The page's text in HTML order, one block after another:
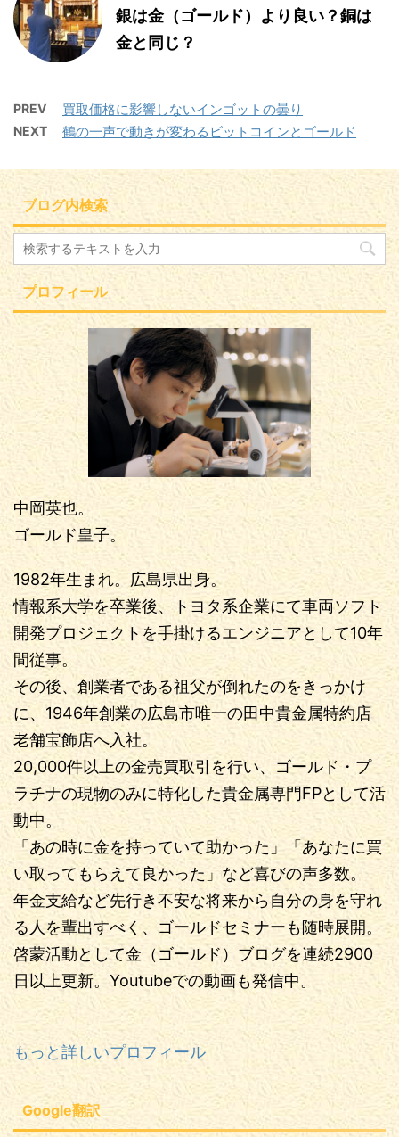
銀は金（ゴールド）より良い？銅は
金と同じ？
PREV 買取価格に影響しないインゴットの曇り
NEXT 鶴の一声で動きが変わるビットコインとゴールド
ブログ内検索
プロフィール
中岡英也。
ゴールド皇子。
1982年生まれ。広島県出身。
情報系大学を卒業後、トヨタ系企業にて車両ソフト
開発プロジェクトを手掛けるエンジニアとして10年
間従事。
その後、創業者である祖父が倒れたのをきっかけ
に、1946年創業の広島市唯一の田中貴金属特約店
老舗宝飾店へ入社。
20,000件以上の金売買取引を行い、ゴールド・プ
ラチナの現物のみに特化した貴金属専門FPとして活
動中。
「あの時に金を持っていて助かった」「あなたに買
い取ってもらえて良かった」など喜びの声多数。
年金支給など先行き不安な将来から自分の身を守れ
る人を輩出すべく、ゴールドセミナーも随時展開。
啓蒙活動として金（ゴールド）ブログを連続2900
日以上更新。Youtubeでの動画も発信中。
もっと詳しいプロフィール
Google翻訳